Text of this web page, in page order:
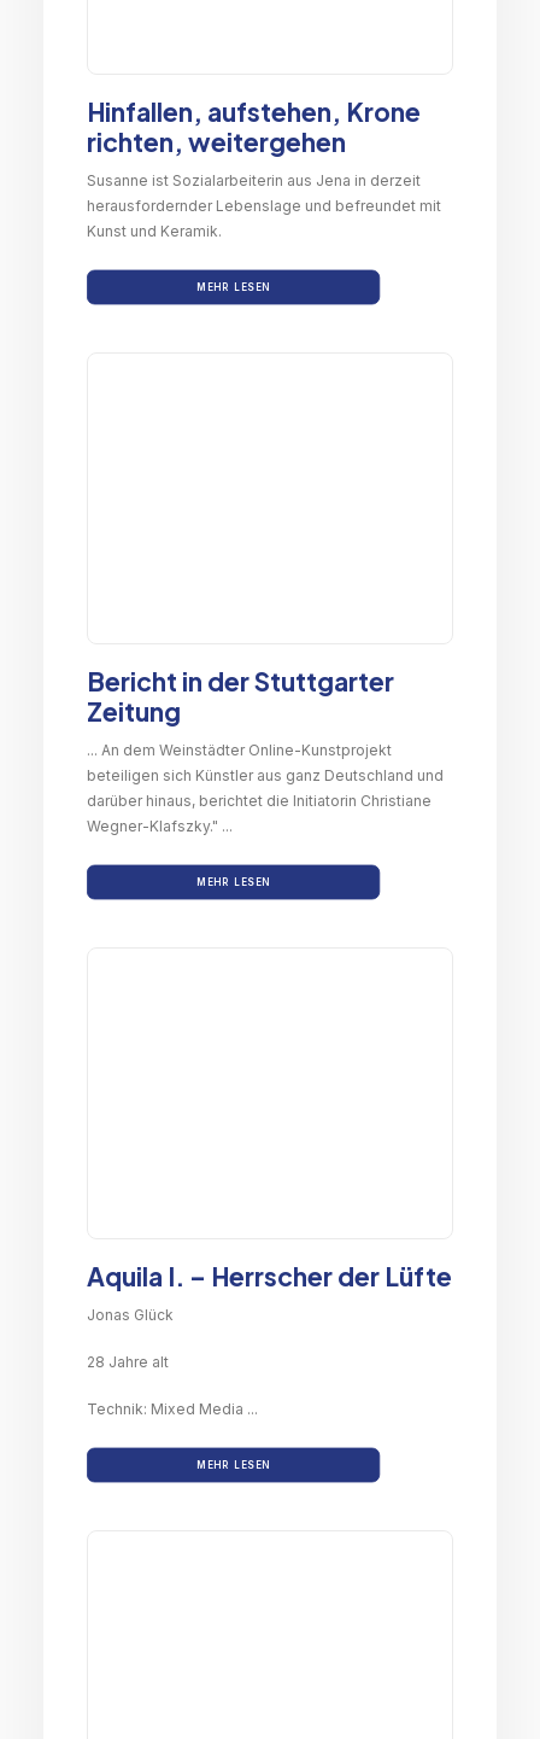
Hinfallen, aufstehen, Krone
richten, weitergehen
Susanne ist Sozialarbeiterin aus Jena in derzeit
herausfordernder Lebenslage und befreundet mit
Kunst und Keramik.
MEHR LESEN
Bericht in der Stuttgarter
Zeitung
... An dem Weinstädter Online-Kunstprojekt
beteiligen sich Künstler aus ganz Deutschland und
darüber hinaus, berichtet die Initiatorin Christiane
Wegner-Klafszky." ...
MEHR LESEN
Aquila I. – Herrscher der Lüfte
Jonas Glück
28 Jahre alt
Technik: Mixed Media ...
MEHR LESEN